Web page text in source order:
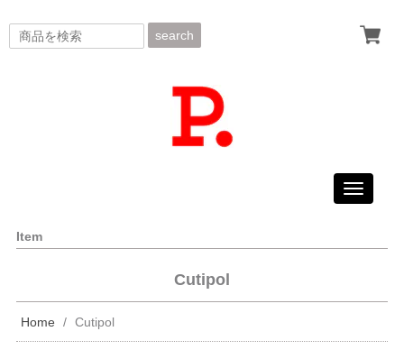
search
Toggle
Item
Cutipol
Home Cutipol